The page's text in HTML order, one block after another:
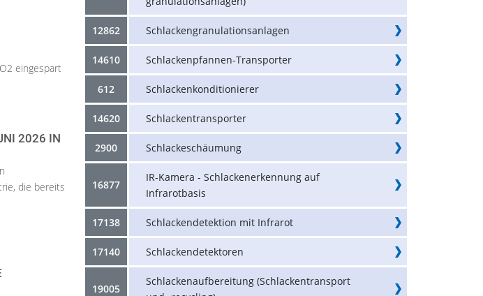
eingespart
2026 IN
die bereits
12862 Schlackengranulationsanlagen
14610 Schlackenpfannen-Transporter
612 Schlackenkonditionierer
14620 Schlackentransporter
2900 Schlackeschäumung
16877
IR-Kamera - Schlackenerkennung auf
Infrarotbasis
17138 Schlackendetektion mit Infrarot
17140 Schlackendetektoren
19005
Schlackenaufbereitung (Schlackentransport